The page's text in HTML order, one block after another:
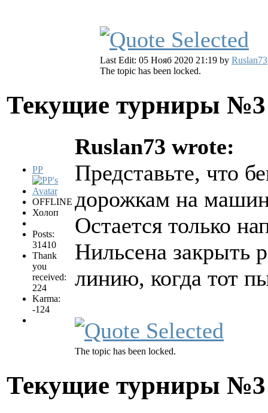
Last Edit: 05 Нояб 2020 21:19 by Ruslan73
The topic has been locked.
Текущие турниры
PP
OFFLINE
Холоп
Posts:
31410
Thank
you
received:
224
Karma:
-124
Ruslan73 wrote:
Представьте, что
дорожкам на
Остается только
Нильсена закрыть
линию, когда тот
The topic has been locked.
Текущие турниры